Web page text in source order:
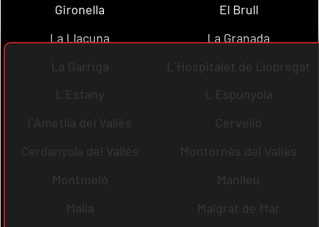
Gironella
El Brull
La Llacuna
La Granada
La Garriga
L´Hospitalet de Llobregat
L´Estany
L´Espunyola
l´Ametlla del Vallès
Cervelló
Cerdanyola del Vallès
Montornès del Vallès
Montmeló
Manlleu
Malla
Malgrat de Mar